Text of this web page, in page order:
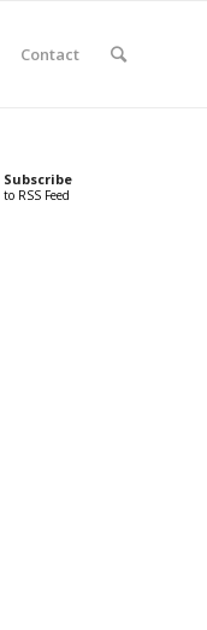
Contact
Subscribe
to RSS Feed